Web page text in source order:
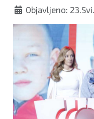
Objavljeno: